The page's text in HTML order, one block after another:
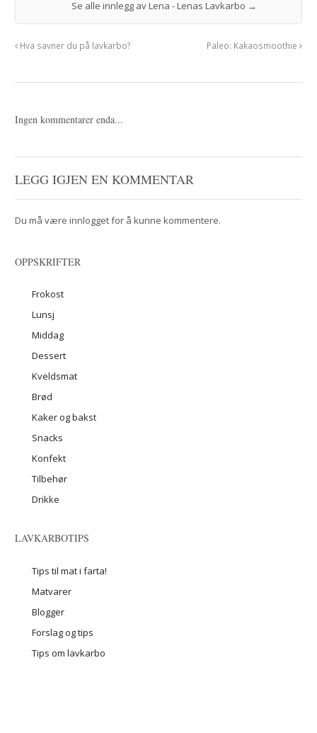
Se alle innlegg av Lena - Lenas Lavkarbo →
Hva savner du på lavkarbo? Paleo: Kakaosmoothie
Ingen kommentarer enda...
LEGG IGJEN EN KOMMENTAR
Du må væreinnloggetfor å kunne kommentere.
OPPSKRIFTER
Frokost
Lunsj
Middag
Dessert
Kveldsmat
Brød
Kaker og bakst
Snacks
Konfekt
Tilbehør
Drikke
LAVKARBOTIPS
Tips til mat i farta!
Matvarer
Blogger
Forslag og tips
Tips om lavkarbo